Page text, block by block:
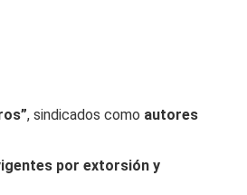
, sindicados como autores
por extorsión y